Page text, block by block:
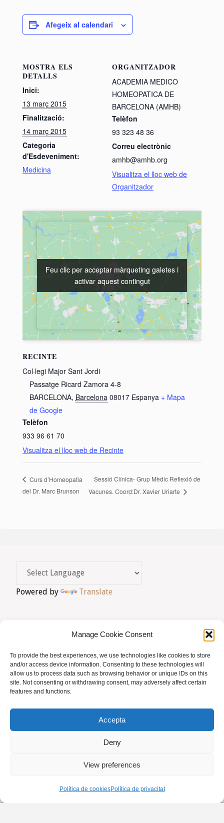
Manage Cookie Consent
To provide the best experiences, we use technologies like cookies to store
and/or access device information. Consenting to these technologies will
allow us to process data such as browsing behavior or unique IDs on this
site. Not consenting or withdrawing consent, may adversely affect certain
features and functions.
Accepta
Deny
View preferences
Política de cookiesPolítica de privacitat
Afegeix al calendari
MOSTRA ELS
DETALLS
Inici:
13 març 2015
Finalització:
14 març 2015
Categoria
d'Esdeveniment:
Medicina
ORGANITZADOR
ACADEMIA MEDICO
HOMEOPATICA DE
BARCELONA (AMHB)
Telèfon
93 323 48 36
Correu electrònic
amhb@amhb.org
Visualitza el lloc web de
Organitzador
RECINTE
Col·legi Major Sant Jordi
Passatge Ricard Zamora 4-8
BARCELONA, Barcelona 08017 Espanya + Mapa
de Google
Telèfon
933 96 61 70
Visualitza el lloc web de Recinte
Feu clic per acceptar màrqueting galetes i
activar aquest contingut
Feu clic per acceptar màrqueting galetes i
activar aquest contingut
Curs d’Homeopatia
del Dr. Marc Brunson
Sessió Clínica- Grup Mèdic Reflexió de
Vacunes. Coord:Dr. Xavier Uriarte
Powered by Translate
AVIS LEGAL | POLÍTICA DE PRIVACITAT
|
BUSQUES HOMEÒPATA?
ACCÉS SOCIS
Fluida